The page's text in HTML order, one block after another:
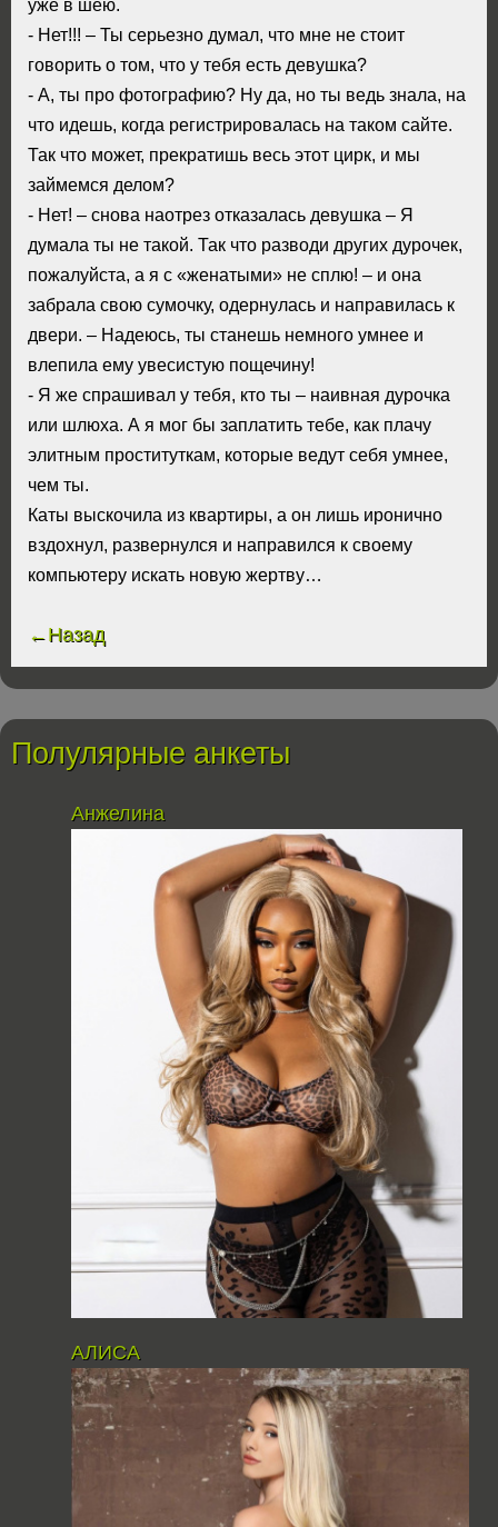
уже в шею.
- Нет!!! – Ты серьезно думал, что мне не стоит
говорить о том, что у тебя есть девушка?
- А, ты про фотографию? Ну да, но ты ведь знала, на
что идешь, когда регистрировалась на таком сайте.
Так что может, прекратишь весь этот цирк, и мы
займемся делом?
- Нет! – снова наотрез отказалась девушка – Я
думала ты не такой. Так что разводи других дурочек,
пожалуйста, а я с «женатыми» не сплю! – и она
забрала свою сумочку, одернулась и направилась к
двери. – Надеюсь, ты станешь немного умнее и
влепила ему увесистую пощечину!
- Я же спрашивал у тебя, кто ты – наивная дурочка
или шлюха. А я мог бы заплатить тебе, как плачу
элитным проституткам, которые ведут себя умнее,
чем ты.
Каты выскочила из квартиры, а он лишь иронично
вздохнул, развернулся и направился к своему
компьютеру искать новую жертву…
←Назад
Полулярные анкеты
Анжелина
АЛИСА